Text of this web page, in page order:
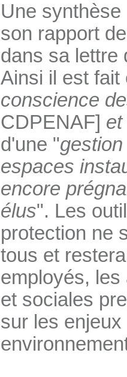
Une
son rapport
dans sa lettre
Ainsi il est fait
conscience
CDPENAF] et
d'une "
espaces
encore
élus". Les
protection ne
tous et
employés,
et sociales
sur les